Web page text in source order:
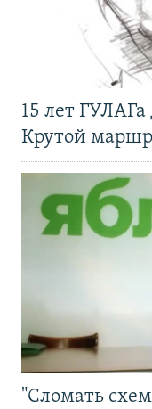
15 лет
Крутой
"Сломать